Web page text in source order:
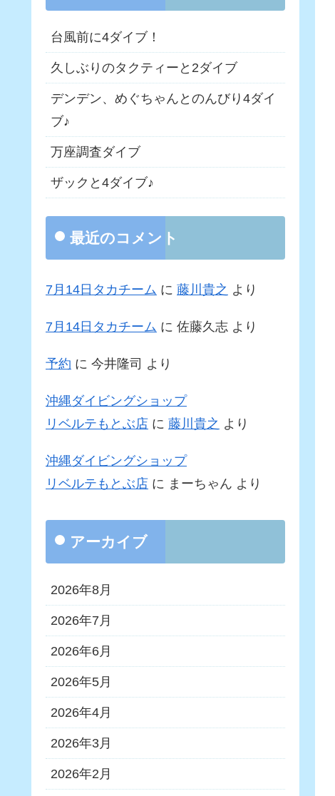
台風前に4ダイブ！
久しぶりのタクティーと2ダイブ
デンデン、めぐちゃんとのんびり4ダイ
ブ♪
万座調査ダイブ
ザックと4ダイブ♪
最近のコメント
7月14日タカチーム に 藤川貴之 より
7月14日タカチーム に 佐藤久志 より
予約 に 今井隆司 より
沖縄ダイビングショップ
リベルテもとぶ店 に 藤川貴之 より
沖縄ダイビングショップ
リベルテもとぶ店 に まーちゃん より
アーカイブ
2026年8月
2026年7月
2026年6月
2026年5月
2026年4月
2026年3月
2026年2月